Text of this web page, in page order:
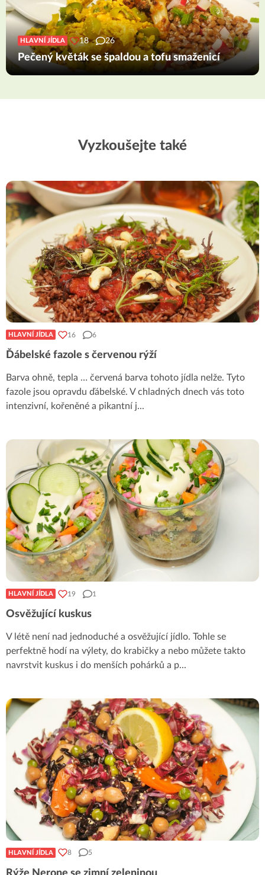
HLAVNÍ JÍDLA 18 26
Pečený květák se špaldou a tofu smaženicí
Vyzkoušejte také
HLAVNÍ JÍDLA 16 6
Ďábelské fazole s červenou rýží
Barva ohně, tepla … červená barva tohoto jídla nelže. Tyto
fazole jsou opravdu ďábelské. V chladných dnech vás toto
intenzivní, kořeněné a pikantní j...
HLAVNÍ JÍDLA 19 1
Osvěžující kuskus
V létě není nad jednoduché a osvěžující jídlo. Tohle se
perfektně hodí na výlety, do krabičky a nebo můžete takto
navrstvit kuskus i do menších pohárků a p...
HLAVNÍ JÍDLA 8 5